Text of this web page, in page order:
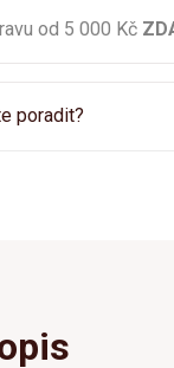
od 5 000 Kč
poradit?